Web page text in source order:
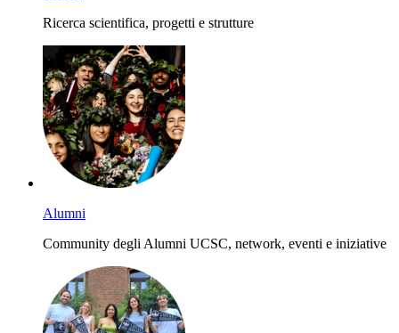
Ricerca scientifica, progetti e strutture
Alumni
Community degli Alumni UCSC, network, eventi e iniziative